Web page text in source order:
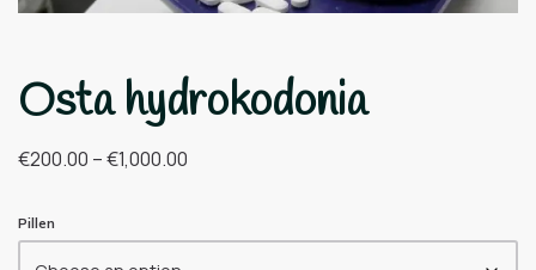
Osta hydrokodonia
€200.00 –€1,000.00
Pillen